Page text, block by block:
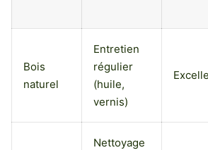
Bois
naturel
Entretien
régulier
(huile,
vernis)
Nettoyage